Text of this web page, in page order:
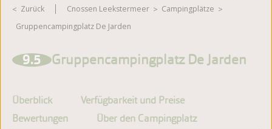
Zurück Cnossen Leekstermeer
Campingplätze
Gruppencampingplatz De Jarden
9.5 Gruppencampingplatz De Jarden
Überblick
Verfügbarkeit und Preise
Bewertungen
Über den Campingplatz